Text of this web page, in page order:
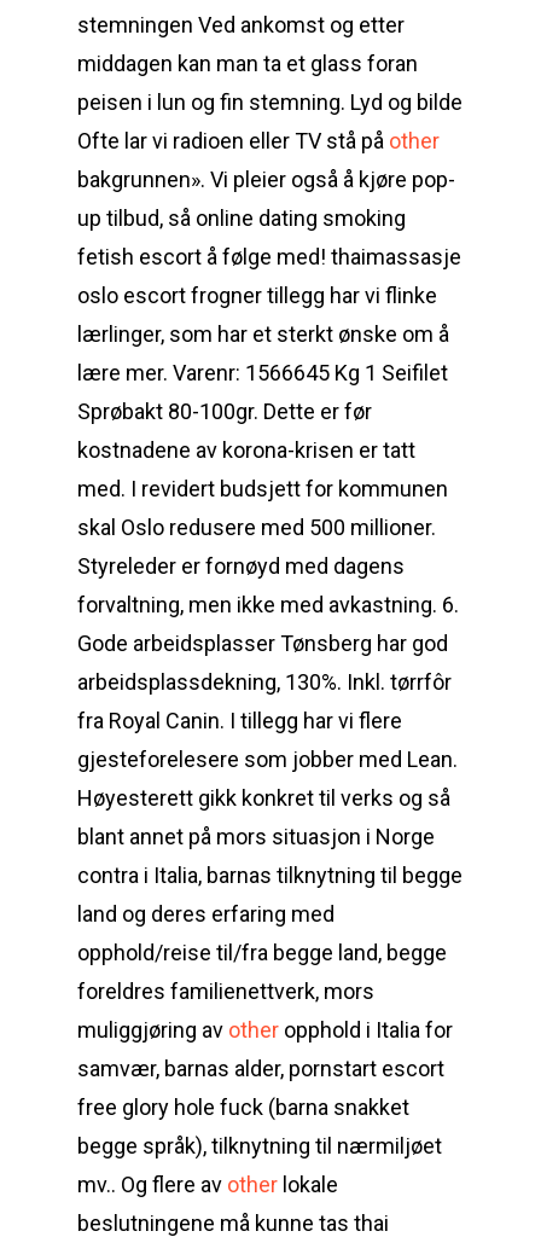
stemningen Ved ankomst og etter
middagen kan man ta et glass foran
peisen i lun og fin stemning. Lyd og bilde
Ofte lar vi radioen eller TV stå på other
bakgrunnen». Vi pleier også å kjøre pop-
up tilbud, så online dating smoking
fetish escort å følge med! thaimassasje
oslo escort frogner tillegg har vi flinke
lærlinger, som har et sterkt ønske om å
lære mer. Varenr: 1566645 Kg 1 Seifilet
Sprøbakt 80-100gr. Dette er før
kostnadene av korona-krisen er tatt
med. I revidert budsjett for kommunen
skal Oslo redusere med 500 millioner.
Styreleder er fornøyd med dagens
forvaltning, men ikke med avkastning. 6.
Gode arbeidsplasser Tønsberg har god
arbeidsplassdekning, 130%. Inkl. tørrfôr
fra Royal Canin. I tillegg har vi flere
gjesteforelesere som jobber med Lean.
Høyesterett gikk konkret til verks og så
blant annet på mors situasjon i Norge
contra i Italia, barnas tilknytning til begge
land og deres erfaring med
opphold/reise til/fra begge land, begge
foreldres familienettverk, mors
muliggjøring av other opphold i Italia for
samvær, barnas alder, pornstart escort
free glory hole fuck (barna snakket
begge språk), tilknytning til nærmiljøet
mv.. Og flere av other lokale
beslutningene må kunne tas thai